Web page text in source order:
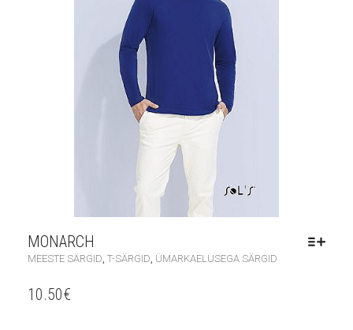
MONARCH
MEESTE SÄRGID, T-SÄRGID, ÜMARKAELUSEGA SÄRGID
10.50€